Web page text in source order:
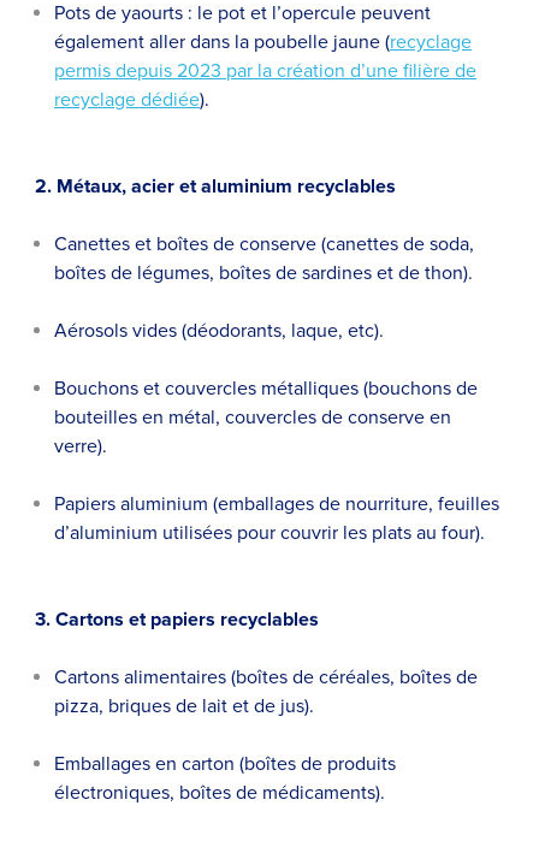
Pots de yaourts : le pot et l’opercule peuvent
également aller dans la poubelle jaune (recyclage
permis depuis 2023 par la création d’une filière de
recyclage dédiée).
2. Métaux, acier et aluminium recyclables
Canettes et boîtes de conserve (canettes de soda,
boîtes de légumes, boîtes de sardines et de thon).
Aérosols vides (déodorants, laque, etc).
Bouchons et couvercles métalliques (bouchons de
bouteilles en métal, couvercles de conserve en
verre).
Papiers aluminium (emballages de nourriture, feuilles
d’aluminium utilisées pour couvrir les plats au four).
3. Cartons et papiers recyclables
Cartons alimentaires (boîtes de céréales, boîtes de
pizza, briques de lait et de jus).
Emballages en carton (boîtes de produits
électroniques, boîtes de médicaments).